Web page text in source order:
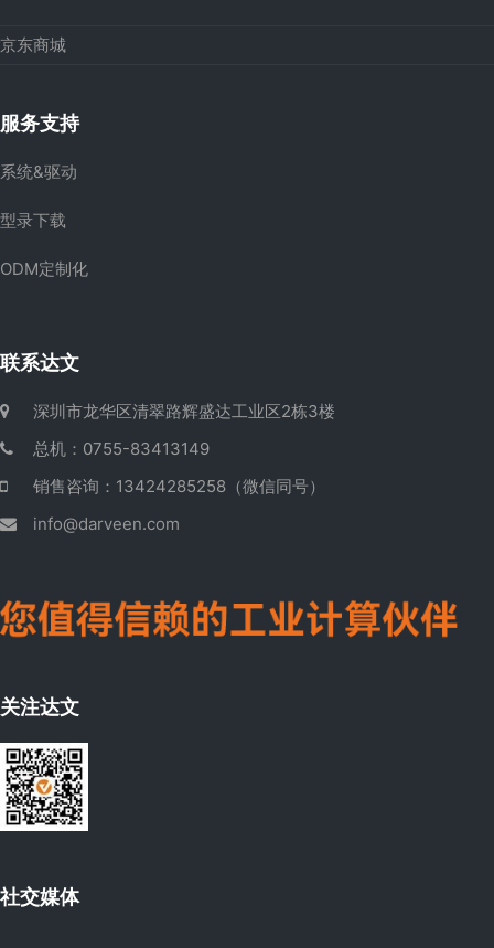
京东商城
服务支持
系统&驱动
型录下载
ODM定制化
联系达文
深圳市龙华区清翠路辉盛达工业区2栋3楼
总机：0755-83413149
销售咨询：13424285258（微信同号）
info@darveen.com
关注达文
社交媒体